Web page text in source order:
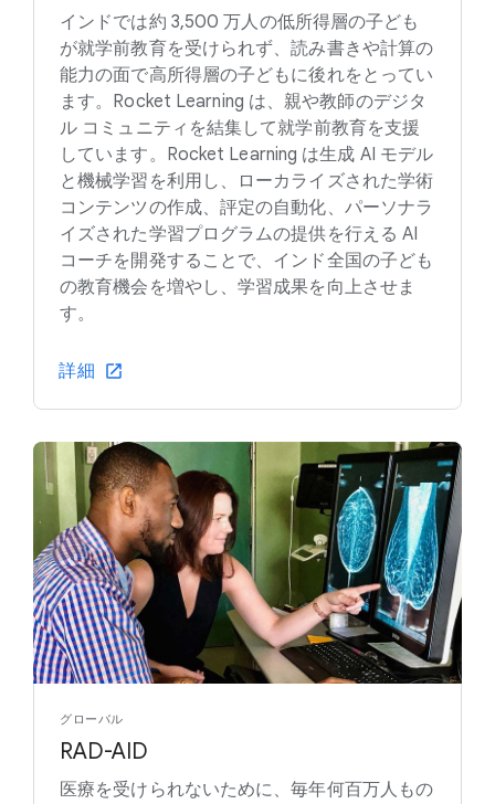
インドでは約 3,500 万人の低所得層の子ども
が就学前教育を受けられず、読み書きや計算の
能力の面で高所得層の子どもに後れをとってい
ます。Rocket Learning は、親や教師のデジタ
ル コミュニティを結集して就学前教育を支援
しています。Rocket Learning は生成 AI モデル
と機械学習を利用し、ローカライズされた学術
コンテンツの作成、評定の自動化、パーソナラ
イズされた学習プログラムの提供を行える AI
コーチを開発することで、インド全国の子ども
の教育機会を増やし、学習成果を向上させま
す。
詳細
グローバル
RAD-AID
医療を受けられないために、毎年何百万人もの